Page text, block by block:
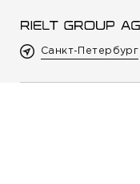
Санкт-Петербург